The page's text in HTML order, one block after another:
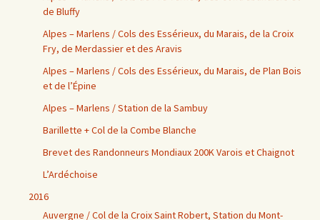
de Bluffy
Alpes – Marlens / Cols des Essérieux, du Marais, de la Croix
Fry, de Merdassier et des Aravis
Alpes – Marlens / Cols des Essérieux, du Marais, de Plan Bois
et de l’Épine
Alpes – Marlens / Station de la Sambuy
Barillette + Col de la Combe Blanche
Brevet des Randonneurs Mondiaux 200K Varois et Chaignot
L’Ardéchoise
2016
Auvergne / Col de la Croix Saint Robert, Station du Mont-